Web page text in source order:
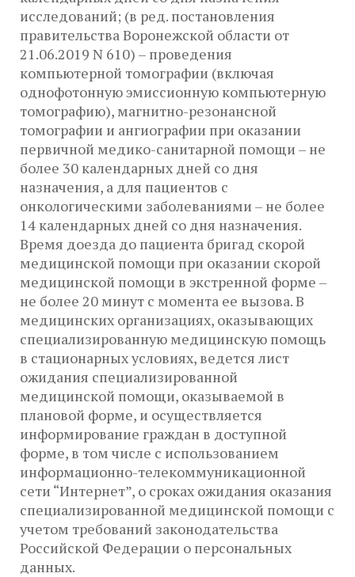
исследований; (в ред. постановления
правительства Воронежской области от
21.06.2019 N 610) – проведения
компьютерной томографии (включая
однофотонную эмиссионную компьютерную
томографию), магнитно-резонансной
томографии и ангиографии при оказании
первичной медико-санитарной помощи – не
более 30 календарных дней со дня
назначения, а для пациентов с
онкологическими заболеваниями – не более
14 календарных дней со дня назначения.
Время доезда до пациента бригад скорой
медицинской помощи при оказании скорой
медицинской помощи в экстренной форме –
не более 20 минут с момента ее вызова. В
медицинских организациях, оказывающих
специализированную медицинскую помощь
в стационарных условиях, ведется лист
ожидания специализированной
медицинской помощи, оказываемой в
плановой форме, и осуществляется
информирование граждан в доступной
форме, в том числе с использованием
информационно-телекоммуникационной
сети “Интернет”, о сроках ожидания оказания
специализированной медицинской помощи с
учетом требований законодательства
Российской Федерации о персональных
данных.